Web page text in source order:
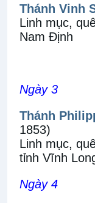
Thánh Vinh
Linh mục,
Nam Định
Ngày 3
Thánh
1853)
Linh mục,
tỉnh Vĩnh
Ngày 4